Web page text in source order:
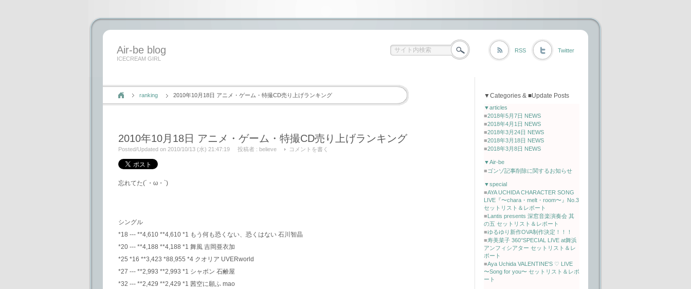
Air-be blog
ICECREAM GIRL
RSS Twitter
ranking 2010年10月18日 アニメ・ゲーム・特撮CD売り上げランキング
2010年10月18日 アニメ・ゲーム・特撮CD売り上げランキング
Posted/Updated on 2010/10/13 (水) 21:47:19 投稿者 : believe コメントを書く
忘れてた(´・ω・`)
シングル
*18 --- **4,610 **4,610 *1 もう何も恐くない、恐くはない 石川智晶
*20 --- **4,188 **4,188 *1 舞風 吉岡亜衣加
*25 *16 **3,423 *88,955 *4 クオリア UVERworld
*27 --- **2,993 **2,993 *1 シャボン 石鹸屋
*32 --- **2,429 **2,429 *1 茜空に願ふ mao
▼Categories & ■Update Posts
▼articles
■2018年5月7日 NEWS
■2018年4月1日 NEWS
■2018年3月24日 NEWS
■2018年3月18日 NEWS
■2018年3月8日 NEWS
▼Air-be
■ゴンゾ記事削除に関するお知らせ
▼special
■AYA UCHIDA CHARACTER SONG
LIVE『〜chara・melt・room〜』No.3
セットリスト＆レポート
■Lantis presents 深窓音楽演奏会 其
の五 セットリスト＆レポート
■ゆるゆり新作OVA制作決定！！！
■寿美菜子 360°SPECIAL LIVE at舞浜
アンフィシアター セットリスト＆レ
ポート
■Aya Uchida VALENTINE'S ♡ LIVE
〜Song for you〜 セットリスト＆レポ
ート